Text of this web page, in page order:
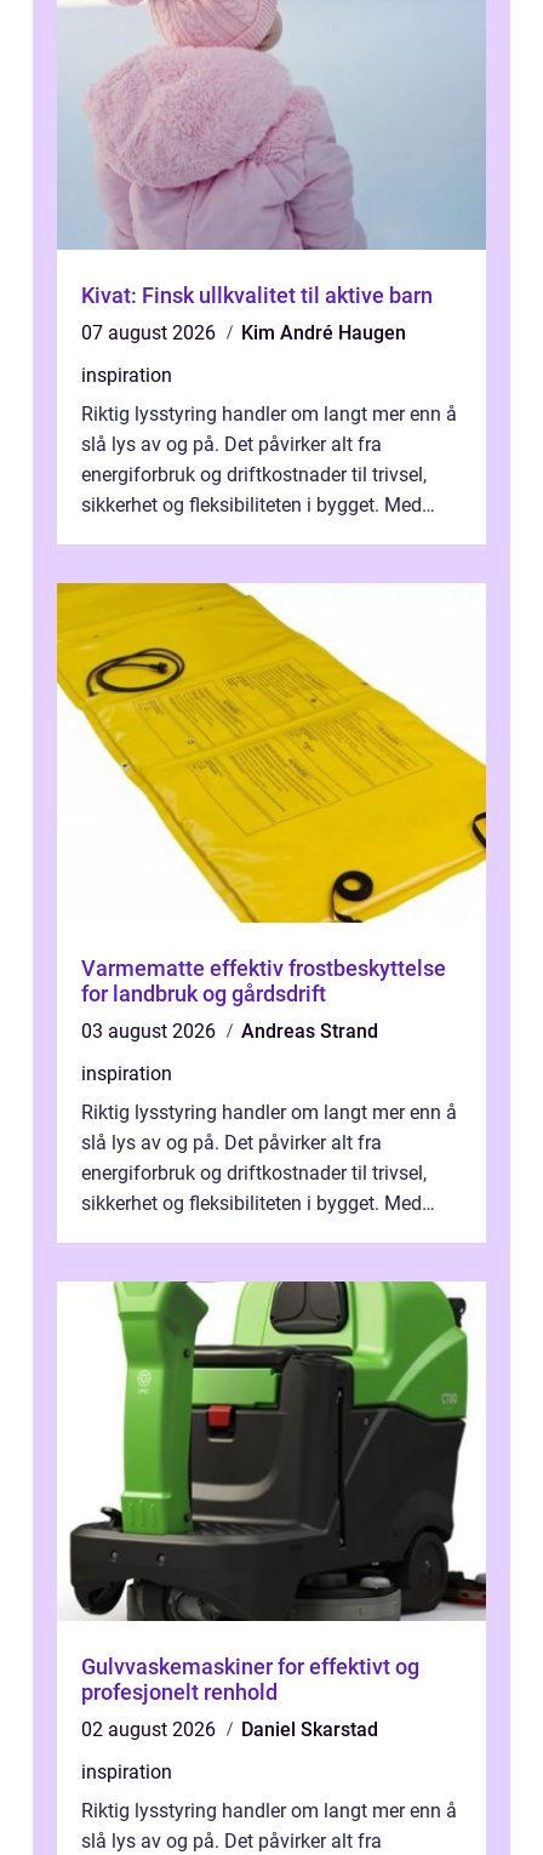
Kivat: Finsk ullkvalitet til aktive barn
07 august 2026
Kim André Haugen
inspiration
Riktig lysstyring handler om langt mer enn å
slå lys av og på. Det påvirker alt fra
energiforbruk og driftkostnader til trivsel,
sikkerhet og fleksibiliteten i bygget. Med
Varmematte effektiv frostbeskyttelse
for landbruk og gårdsdrift
03 august 2026
Andreas Strand
inspiration
Riktig lysstyring handler om langt mer enn å
slå lys av og på. Det påvirker alt fra
energiforbruk og driftkostnader til trivsel,
sikkerhet og fleksibiliteten i bygget. Med
Gulvvaskemaskiner for effektivt og
profesjonelt renhold
02 august 2026
Daniel Skarstad
inspiration
Riktig lysstyring handler om langt mer enn å
slå lys av og på. Det påvirker alt fra